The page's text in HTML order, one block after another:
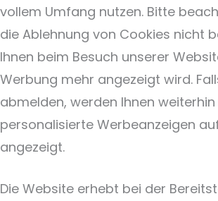
vollem Umfang nutzen. Bitte
die Ablehnung von Cookies nicht
Ihnen beim Besuch unserer
Werbung mehr angezeigt wird.
abmelden, werden Ihnen
personalisierte Werbeanzeigen
angezeigt.
Die Website erhebt bei der